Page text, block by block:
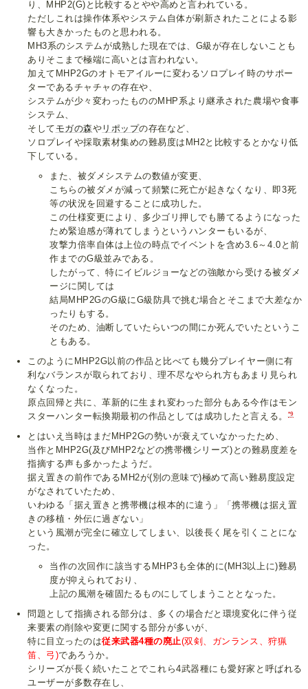
り、MHP2(G)と比較するとやや高めと言われている。
ただしこれは操作体系やシステム自体が刷新されたことによる影
響も大きかったものと思われる。
MH3系のシステムが成熟した現在では、G級が存在しないことも
ありそこまで極端に高いとは言われない。
加えてMHP2Gのオトモアイルーに変わるソロプレイ時のサポー
ターであるチャチャの存在や、
システムが少々変わったもののMHP系より継承された農場や食事
システム、
そして モガの森や リポップの存在など、
ソロプレイや採取素材集めの難易度はMH2と比較するとかなり低
下している。
また、被ダメシステムの数値が変更、
こちらの被ダメが減って頻繁に死亡が起きなくなり、即3死
等の状況を回避することに成功した。
この仕様変更により、多少ゴリ押しでも勝てるようになった
ため緊迫感が薄れてしまうというハンターもいるが、
攻撃力倍率自体は上位の時点でイベントを含め3.6～4.0と前
作までのG級並みである。
したがって、特にイビルジョーなどの強敵から受ける被ダメ
ージに関しては
結局MHP2GのG級にG級防具で挑む場合とそこまで大差なか
ったりもする。
そのため、油断していたらいつの間にか死んでいたというこ
ともある。
このようにMHP2G以前の作品と比べても幾分プレイヤー側に有
利なバランスが取られており、理不尽なやられ方もあまり見られ
なくなった。
原点回帰と共に、革新的に生まれ変わった部分もある今作はモン
スターハンター転換期最初の作品としては成功したと言える。
*9
とはいえ当時はまだMHP2Gの勢いが衰えていなかったため、
当作とMHP2G(及びMHP2などの携帯機シリーズ)との難易度差を
指摘する声も多かったようだ。
据え置きの前作であるMH2が(別の意味で)極めて高い難易度設定
がなされていたため、
いわゆる「据え置きと携帯機は根本的に違う」「携帯機は据え置
きの移植・外伝に過ぎない」
という風潮が完全に確立してしまい、以後長く尾を引くことにな
った。
当作の次回作に該当するMHP3も全体的に(MH3以上に)難易
度が抑えられており、
上記の風潮を確固たるものにしてしまうこととなった。
問題として指摘される部分は、多くの場合だと環境変化に伴う従
来要素の削除や変更に関する部分が多いが、
特に目立ったのは従来武器4種の廃止(双剣、ガンランス、狩猟
笛、弓)であろうか。
シリーズが長く続いたことでこれら4武器種にも愛好家と呼ばれる
ユーザーが多数存在し、